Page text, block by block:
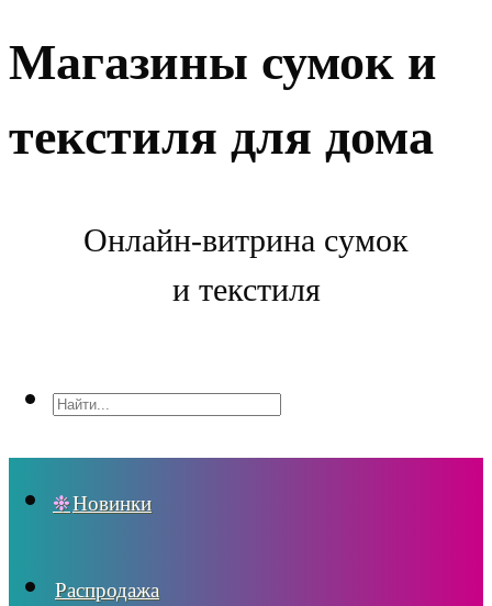
Магазины сумок и
текстиля для дома
Онлайн-витрина сумок
и текстиля
Новинки
Распродажа